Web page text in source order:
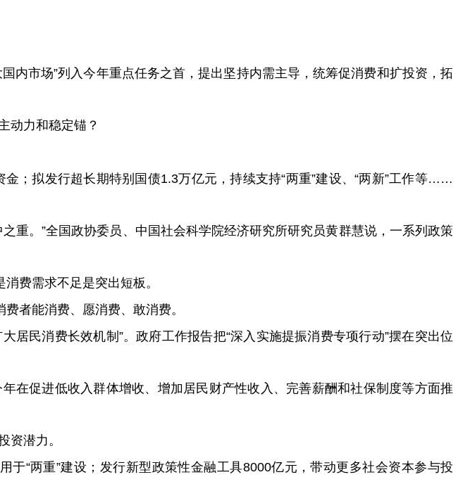
内市场”列入今年重点任务之首，提出坚持内需主导，统筹促消费和扩投资，拓
动力和稳定锚？
；拟发行超长期特别国债1.3万亿元，持续支持“两重”建设、“两新”工作等……
重。”全国政协委员、中国社会科学院经济研究所研究员黄群慧说，一系列政策
费需求不足是突出短板。
者能消费、愿消费、敢消费。
居民消费长效机制”。政府工作报告把“深入实施提振消费专项行动”摆在突出位
在促进低收入群体增收、增加居民财产性收入、完善薪酬和社保制度等方面推
资潜力。
“两重”建设；发行新型政策性金融工具8000亿元，带动更多社会资本参与投